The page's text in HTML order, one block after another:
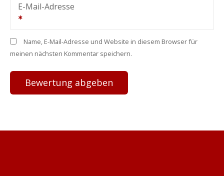
E-Mail-Adresse
Name, E-Mail-Adresse und Website in diesem Browser für
meinen nächsten Kommentar speichern.